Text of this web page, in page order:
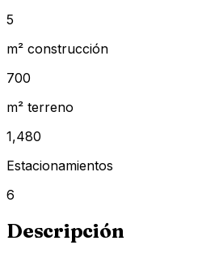
5
m² construcción
700
m² terreno
1,480
Estacionamientos
6
Descripción